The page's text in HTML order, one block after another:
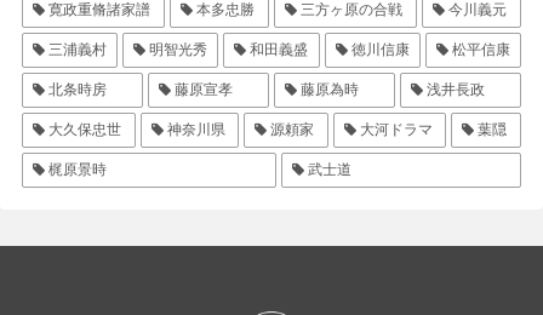
寛政重脩諸家譜 本多忠勝 三方ヶ原の合戦 今川義元
三浦義村 明智光秀 和田義盛 徳川信康 松平信康
北条時房 藤原宣孝 藤原為時 浅井長政
大久保忠世 神奈川県 源頼家 大河ドラマ 葉隠
梶原景時 武士道